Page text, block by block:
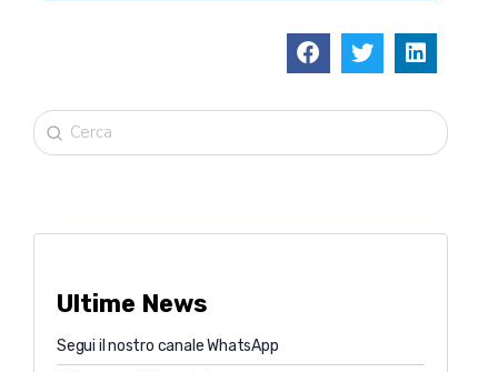
Ultime News
Segui il nostro canale WhatsApp